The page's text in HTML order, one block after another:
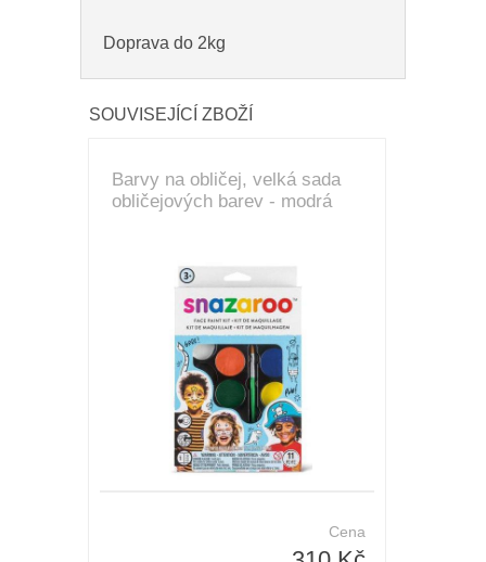
Doprava do 2kg
SOUVISEJÍCÍ ZBOŽÍ
Barvy na obličej, velká sada
obličejových barev - modrá
Cena